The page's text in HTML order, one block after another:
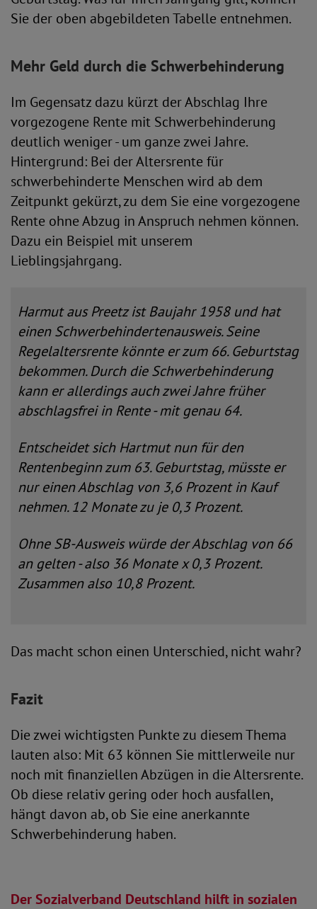
Sie der oben abgebildeten Tabelle entnehmen.
Mehr Geld durch die Schwerbehinderung
Im Gegensatz dazu kürzt der Abschlag Ihre
vorgezogene Rente mit Schwerbehinderung
deutlich weniger - um ganze zwei Jahre.
Hintergrund: Bei der Altersrente für
schwerbehinderte Menschen wird ab dem
Zeitpunkt gekürzt, zu dem Sie eine vorgezogene
Rente ohne Abzug in Anspruch nehmen können.
Dazu ein Beispiel mit unserem
Lieblingsjahrgang.
Harmut aus Preetz ist Baujahr 1958 und hat
einen Schwerbehindertenausweis. Seine
Regelaltersrente könnte er zum 66. Geburtstag
bekommen. Durch die Schwerbehinderung
kann er allerdings auch zwei Jahre früher
abschlagsfrei in Rente - mit genau 64.
Entscheidet sich Hartmut nun für den
Rentenbeginn zum 63. Geburtstag, müsste er
nur einen Abschlag von 3,6 Prozent in Kauf
nehmen. 12 Monate zu je 0,3 Prozent.
Ohne SB-Ausweis würde der Abschlag von 66
an gelten - also 36 Monate x 0,3 Prozent.
Zusammen also 10,8 Prozent.
Das macht schon einen Unterschied, nicht wahr?
Fazit
Die zwei wichtigsten Punkte zu diesem Thema
lauten also: Mit 63 können Sie mittlerweile nur
noch mit finanziellen Abzügen in die Altersrente.
Ob diese relativ gering oder hoch ausfallen,
hängt davon ab, ob Sie eine anerkannte
Schwerbehinderung haben.
Der Sozialverband Deutschland hilft in sozialen